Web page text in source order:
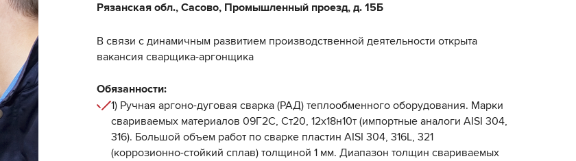
Рязанская обл., Сасово, Промышленный проезд, д. 15Б
В связи с динамичным развитием производственной деятельности открыта
вакансия сварщика-аргонщика
Обязанности:
1) Ручная аргоно-дуговая сварка (РАД) теплообменного оборудования. Марки
свариваемых материалов 09Г2С, Ст20, 12х18н10т (импортные аналоги AISI 304,
316). Большой объем работ по сварке пластин AISI 304, 316L, 321
(коррозионно-стойкий сплав) толщиной 1 мм. Диапазон толщин свариваемых